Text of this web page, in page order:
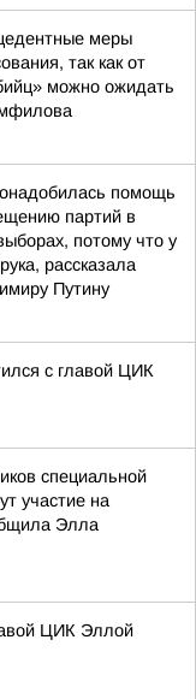
меры
так как от
можно ожидать
помощь
партий в
потому что у
рассказала
Путину
с главой ЦИК
специальной
участие на
Элла
ЦИК Эллой